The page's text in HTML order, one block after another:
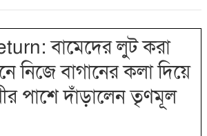
বামেদের লুট করা
নিজে বাগানের কলা দিয়ে
পাশে দাঁড়ালেন তৃণমূল